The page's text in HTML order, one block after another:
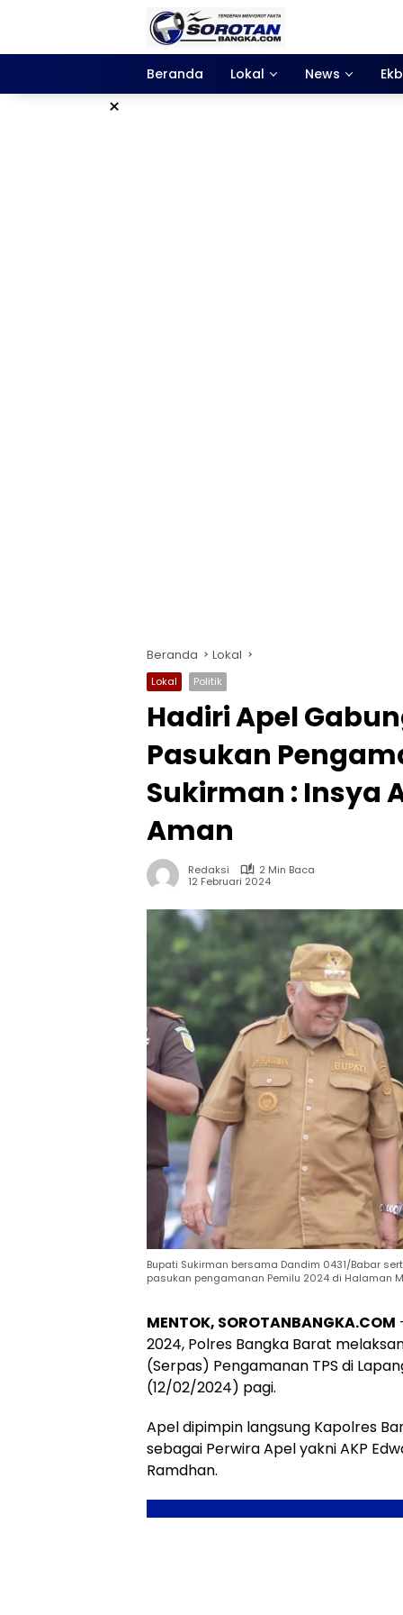
Beranda
Lokal News
×
Beranda Lokal
Lokal Politik
Hadiri Apel
Pasukan
Sukirman : Insya
Aman
Redaksi
2 Min Baca
12 Februari 2024
Bupati Sukirman bersama Dandim 0431/Babar
pasukan pengamanan Pemilu 2024 di Halaman
MENTOK, SOROTANBANGKA.COM
2024, Polres Bangka Barat
(Serpas) Pengamanan TPS di
(12/02/2024) pagi.
Apel dipimpin langsung Kapolres
sebagai Perwira Apel yakni AKP
Ramdhan.